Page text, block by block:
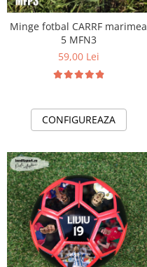
Minge fotbal CARRF marimea
5 MFN3
59,00 Lei
CONFIGUREAZA